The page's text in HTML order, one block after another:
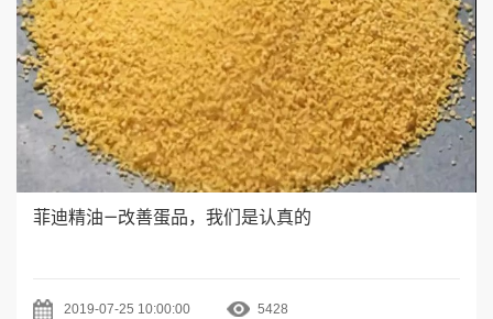
菲迪精油—改善蛋品，我们是认真的
2019-07-25 10:00:00 5428